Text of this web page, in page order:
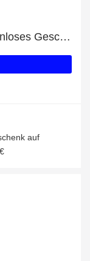
Kaufen Sie 1 Erhalten Sie 1 kostenloses Geschenk auf ausgewählte Artikel
auf